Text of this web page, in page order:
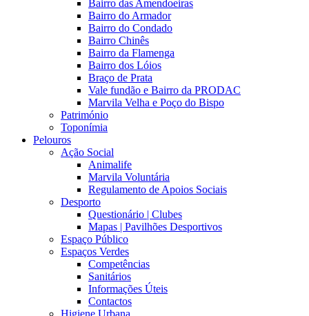
Bairro das Amendoeiras
Bairro do Armador
Bairro do Condado
Bairro Chinês
Bairro da Flamenga
Bairro dos Lóios
Braço de Prata
Vale fundão e Bairro da PRODAC
Marvila Velha e Poço do Bispo
Património
Toponímia
Pelouros
Ação Social
Animalife
Marvila Voluntária
Regulamento de Apoios Sociais
Desporto
Questionário | Clubes
Mapas | Pavilhões Desportivos
Espaço Público
Espaços Verdes
Competências
Sanitários
Informações Úteis
Contactos
Higiene Urbana